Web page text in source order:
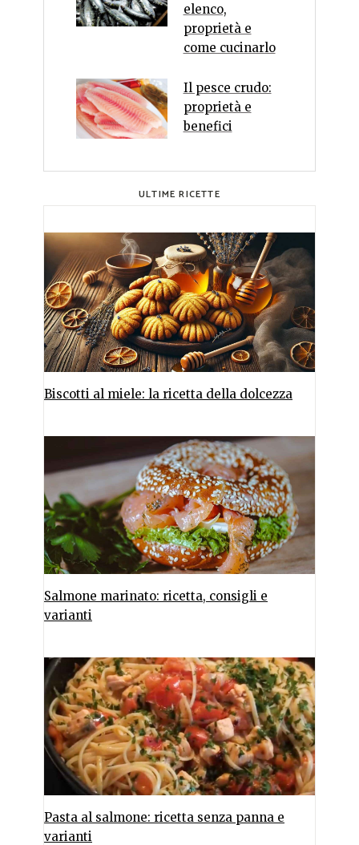
elenco,
proprietà e
come cucinarlo
Il pesce crudo:
proprietà e
benefici
ULTIME RICETTE
Biscotti al miele: la ricetta della dolcezza
Salmone marinato: ricetta, consigli e
varianti
Pasta al salmone: ricetta senza panna e
varianti